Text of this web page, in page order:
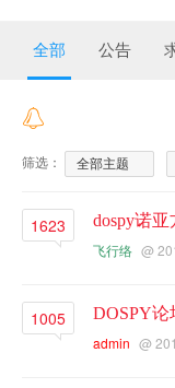
全部 公告
筛选： 全部主题
1623 dospy诺
飞行络 @
1005
DOSPY
admin @